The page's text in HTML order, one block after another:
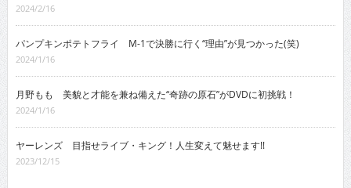
2024/2/16
パンプキンポテトフライ M-1で決勝に行く“理由”が見つかった(笑)
2024/1/16
月野もも 美貌と才能を兼ね備えた“奇跡の原石”がDVDに初挑戦！
2024/1/16
ヤーレンズ 目指せライブ・キング！人生変えて魅せます!!
2023/12/15